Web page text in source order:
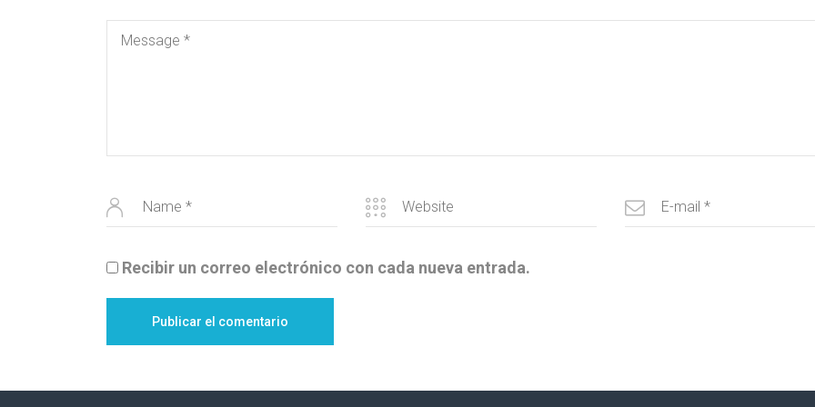
Recibir un correo electrónico con cada nueva entrada.